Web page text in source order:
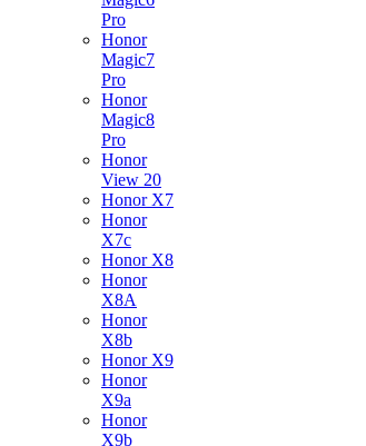
Pro
Honor
Magic7
Pro
Honor
Magic8
Pro
Honor
View 20
Honor X7
Honor
X7c
Honor X8
Honor
X8A
Honor
X8b
Honor X9
Honor
X9a
Honor
X9b